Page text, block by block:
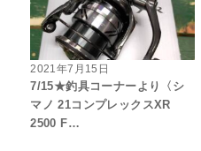
2021年7月15日
7/15★釣具コーナーより〈シ
マノ 21コンプレックスXR
2500 F…